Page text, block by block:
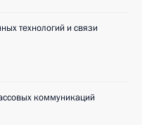
технологий и связи
коммуникаций